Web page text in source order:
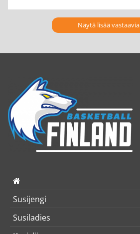
Näytä lisää vastaavia
Susijengi
Susiladies